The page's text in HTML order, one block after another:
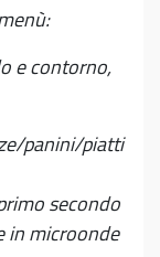
e contorno,
panini/piatti
secondo
in microonde